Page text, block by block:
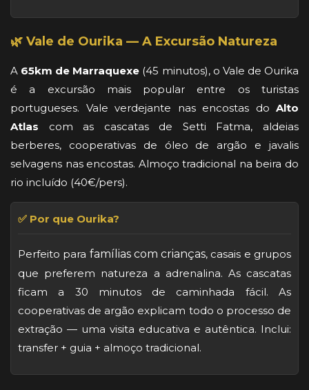
🌿 Vale de Ourika — A Excursão Natureza
A 65km de Marraquexe (45 minutos), o Vale de Ourika
é a excursão mais popular entre os turistas
portugueses. Vale verdejante nas encostas do Alto
Atlas com as cascatas de Setti Fatma, aldeias
berberes, cooperativas de óleo de argão e javalis
selvagens nas encostas. Almoço tradicional na beira do
rio incluído (40€/pers).
✅ Por que Ourika?
Perfeito para famílias com crianças, casais e grupos
que preferem natureza a adrenalina. As cascatas
ficam a 30 minutos de caminhada fácil. As
cooperativas de argão explicam todo o processo de
extração — uma visita educativa e autêntica. Inclui:
transfer + guia + almoço tradicional.